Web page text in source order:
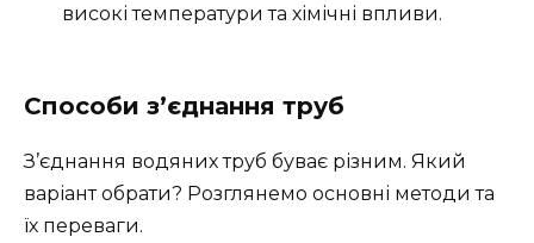
високі температури та хімічні впливи.
Способи з’єднання труб
З’єднання водяних труб буває різним. Який
варіант обрати? Розглянемо основні методи та
їх переваги.